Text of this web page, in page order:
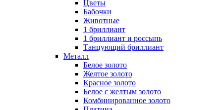
Цветы
Бабочки
Животные
1 бриллиант
1 бриллиант и россыпь
Танцующий бриллиант
Металл
Белое золото
Желтое золото
Красное золото
Белое с желтым золото
Комбинированное золото